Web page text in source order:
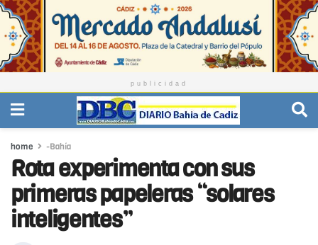
publicidad
home -Bahía
Rota experimenta con sus
primeras papeleras “solares
inteligentes”